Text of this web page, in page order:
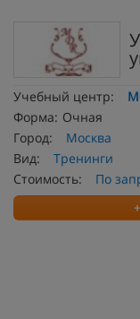
Учебный центр:
Форма: Очная
Город:
Москва
Вид:
Тренинги
Стоимость:
По